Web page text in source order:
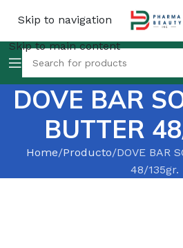
Skip to navigation
Skip to main content
DOVE BAR
BUTTER
Home Producto DOVE BAR
48/135gr.